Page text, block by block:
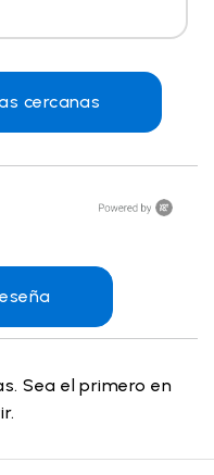
cercanas
Sea el primero en